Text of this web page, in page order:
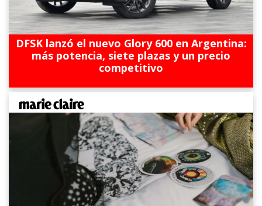
DFSK lanzó el nuevo Glory 600 en Argentina:
más potencia, siete plazas y un precio
competitivo